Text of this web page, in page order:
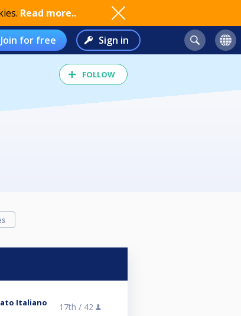
Read more..
Join for free Sign in
FOLLOW
Italiano
17th / 42